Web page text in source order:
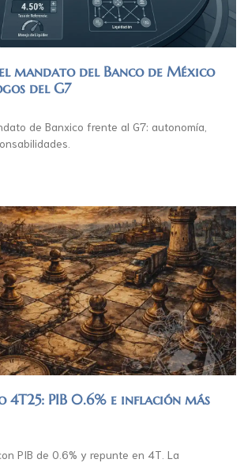
mandato del Banco de México
del G7
de Banxico frente al G7: autonomía,
4T25: PIB 0.6% e inflación más
PIB de 0.6% y repunte en 4T. La